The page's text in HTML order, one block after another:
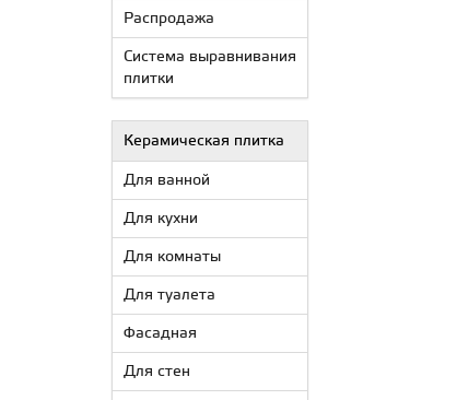
Распродажа
Система выравнивания
плитки
Керамическая плитка
Для ванной
Для кухни
Для комнаты
Для туалета
Фасадная
Для стен